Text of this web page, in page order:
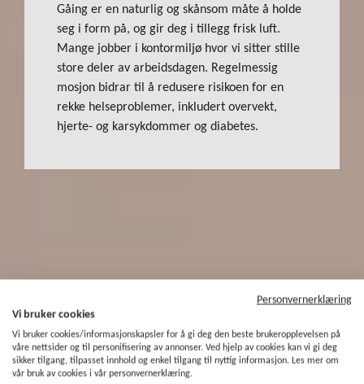
Gåing er en naturlig og skånsom måte å holde
seg i form på, og gir deg i tillegg frisk luft.
Mange jobber i kontormiljø hvor vi sitter stille
store deler av arbeidsdagen. Regelmessig
mosjon bidrar til å redusere risikoen for en
rekke helseproblemer, inkludert overvekt,
hjerte- og karsykdommer og diabetes.
Personvernerklæring
Vi bruker cookies
Vi bruker cookies/informasjonskapsler for å gi deg den beste brukeropplevelsen på
våre nettsider og til personifisering av annonser. Ved hjelp av cookies kan vi gi deg
sikker tilgang, tilpasset innhold og enkel tilgang til nyttig informasjon. Les mer om
vår bruk av cookies i vår personvernerklæring.